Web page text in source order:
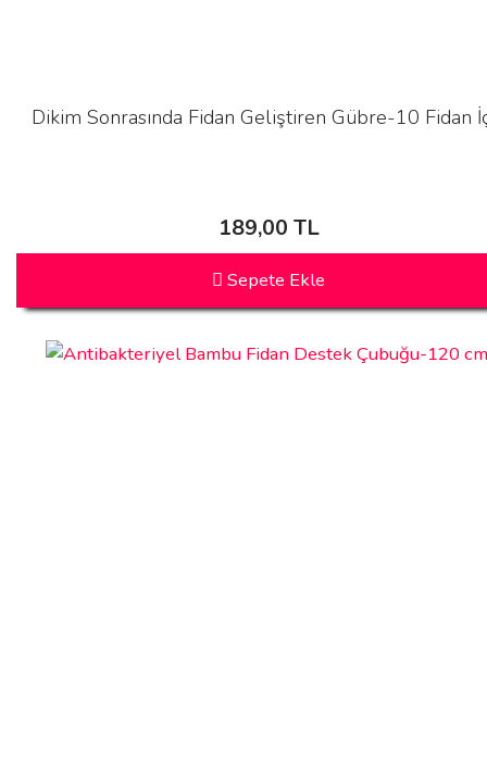
Dikim Sonrasında Fidan Geliştiren Gübre-10 Fidan
189,00 TL
Sepete Ekle